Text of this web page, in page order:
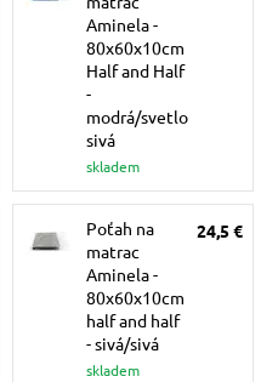
Aminela -
80x60x10cm
Half and Half
-
modrá/svetlo
sivá
skladem
Poťah na
matrac
Aminela -
80x60x10cm
half and half
- sivá/sivá
skladem
24,5 €